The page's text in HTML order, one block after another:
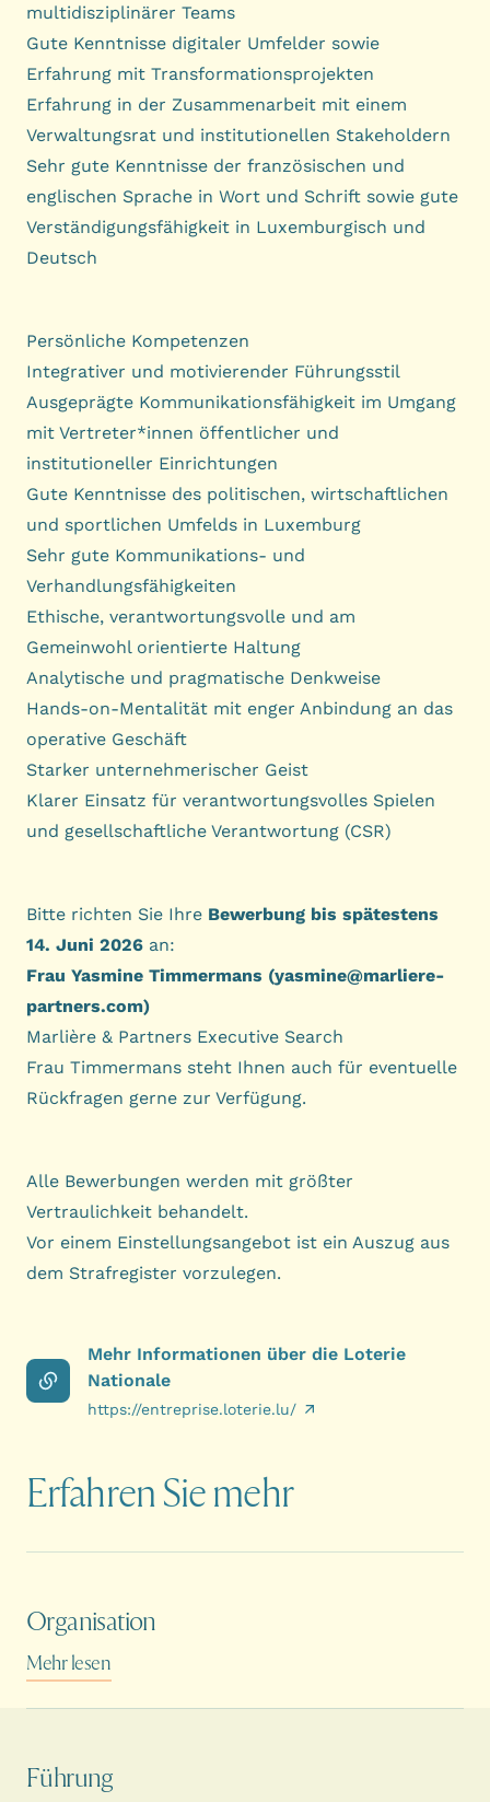
multidisziplinärer Teams
Gute Kenntnisse digitaler Umfelder sowie
Erfahrung mit Transformationsprojekten
Erfahrung in der Zusammenarbeit mit einem
Verwaltungsrat und institutionellen Stakeholdern
Sehr gute Kenntnisse der französischen und
englischen Sprache in Wort und Schrift sowie gute
Verständigungsfähigkeit in Luxemburgisch und
Deutsch
Persönliche Kompetenzen
Integrativer und motivierender Führungsstil
Ausgeprägte Kommunikationsfähigkeit im Umgang
mit Vertreter*innen öffentlicher und
institutioneller Einrichtungen
Gute Kenntnisse des politischen, wirtschaftlichen
und sportlichen Umfelds in Luxemburg
Sehr gute Kommunikations- und
Verhandlungsfähigkeiten
Ethische, verantwortungsvolle und am
Gemeinwohl orientierte Haltung
Analytische und pragmatische Denkweise
Hands-on-Mentalität mit enger Anbindung an das
operative Geschäft
Starker unternehmerischer Geist
Klarer Einsatz für verantwortungsvolles Spielen
und gesellschaftliche Verantwortung (CSR)
Bitte richten Sie Ihre Bewerbung bis spätestens
14. Juni 2026 an:
Frau Yasmine Timmermans (yasmine@marliere-
partners.com)
Marlière & Partners Executive Search
Frau Timmermans steht Ihnen auch für eventuelle
Rückfragen gerne zur Verfügung.
Alle Bewerbungen werden mit größter
Vertraulichkeit behandelt.
Vor einem Einstellungsangebot ist ein Auszug aus
dem Strafregister vorzulegen.
Mehr Informationen über die Loterie
Nationale
https://entreprise.loterie.lu/
Erfahren Sie mehr
Organisation
Mehr lesen
Führung